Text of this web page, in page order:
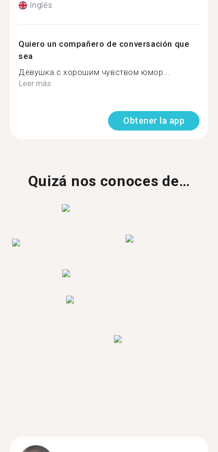
Inglés
Quiero un compañero de conversación que
sea
Девушка с хорошим чувством юмор...
Leer más
Obtener la app
Quizá nos conoces de…